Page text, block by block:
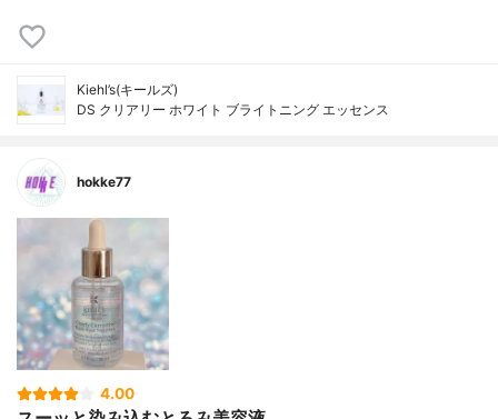
Kiehl’s(キールズ)
DS クリアリー ホワイト ブライトニング エッセンス
hokke77
4.00